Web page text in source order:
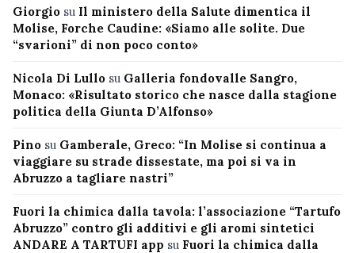
Giorgio su Il ministero della Salute dimentica il
Molise, Forche Caudine: «Siamo alle solite. Due
“svarioni” di non poco conto»
Nicola Di Lullo su Galleria fondovalle Sangro,
Monaco: «Risultato storico che nasce dalla stagione
politica della Giunta D’Alfonso»
Pino su Gamberale, Greco: “In Molise si continua a
viaggiare su strade dissestate, ma poi si va in
Abruzzo a tagliare nastri”
Fuori la chimica dalla tavola: l’associazione “Tartufo
Abruzzo” contro gli additivi e gli aromi sintetici
ANDARE A TARTUFI app su Fuori la chimica dalla